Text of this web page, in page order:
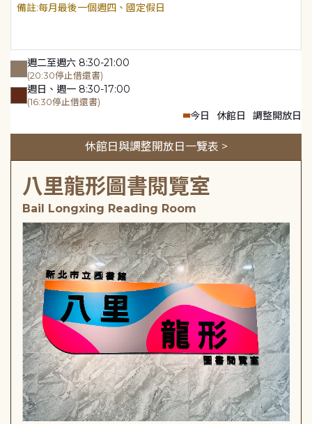
每月最後一個週四、國定假日
週二至週六 8:30-21:00
(20:30停止借還書)
週日、週一 8:30-17:00
(16:30停止借還書)
今日 休館日 調整開放日
休館日與調整開放日一覽表 >
八里龍形圖書閱覽室
Bail Longxing Reading Room